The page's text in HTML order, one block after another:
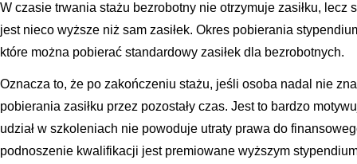
W czasie trwania stażu bezrobotny nie otrzymuje zasiłku, lecz
jest nieco wyższe niż sam zasiłek. Okres pobierania
które można pobierać standardowy zasiłek dla bezrobotnych.
Oznacza to, że po zakończeniu stażu, jeśli osoba nadal nie
pobierania zasiłku przez pozostały czas. Jest to bardzo
udział w szkoleniach nie powoduje utraty prawa do
podnoszenie kwalifikacji jest premiowane wyższym